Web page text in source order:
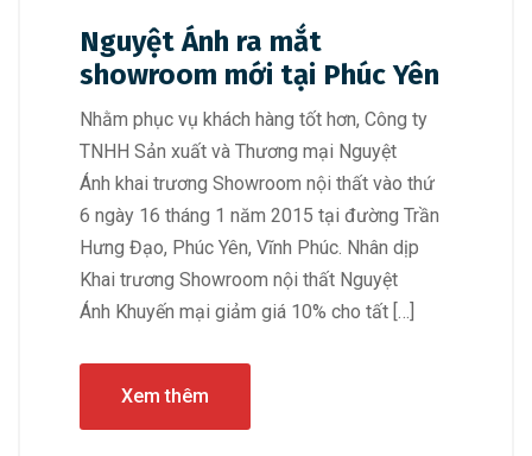
Nguyệt Ánh ra mắt
showroom mới tại Phúc Yên
Nhằm phục vụ khách hàng tốt hơn, Công ty
TNHH Sản xuất và Thương mại Nguyệt
Ánh khai trương Showroom nội thất vào thứ
6 ngày 16 tháng 1 năm 2015 tại đường Trần
Hưng Đạo, Phúc Yên, Vĩnh Phúc. Nhân dịp
Khai trương Showroom nội thất Nguyệt
Ánh Khuyến mại giảm giá 10% cho tất […]
Xem thêm